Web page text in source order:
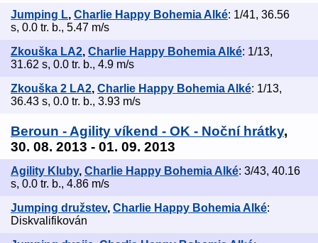
Jumping L, Charlie Happy Bohemia Alké: 1/41, 36.56
s, 0.0 tr. b., 5.47 m/s
Zkouška LA2, Charlie Happy Bohemia Alké: 1/13,
31.62 s, 0.0 tr. b., 4.9 m/s
Zkouška 2 LA2, Charlie Happy Bohemia Alké: 1/13,
36.43 s, 0.0 tr. b., 3.93 m/s
Beroun - Agility víkend - OK - Noční hrátky,
30. 08. 2013 - 01. 09. 2013
Agility Kluby, Charlie Happy Bohemia Alké: 3/43, 40.16
s, 0.0 tr. b., 4.86 m/s
Jumping družstev, Charlie Happy Bohemia Alké:
Diskvalifikován